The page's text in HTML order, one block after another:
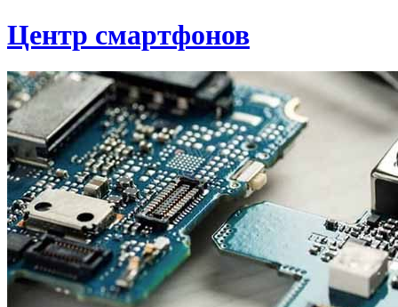
Центр смартфонов